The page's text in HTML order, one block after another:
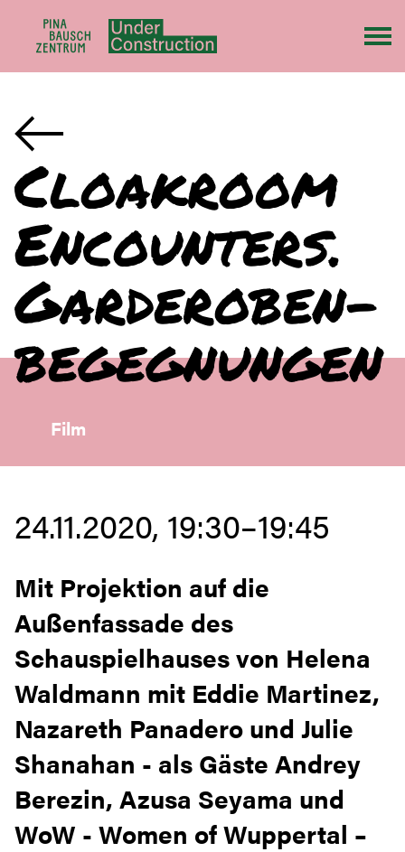
Cloakroom
Encounters.
Garderoben­
begegnungen
Film
24.11.2020, 19:30–19:45
Mit Projektion auf die
Außenfassade des
Schauspielhauses von Helena
Waldmann mit Eddie Martinez,
Nazareth Panadero und Julie
Shanahan - als Gäste Andrey
Berezin, Azusa Seyama und
WoW - Women of Wuppertal –